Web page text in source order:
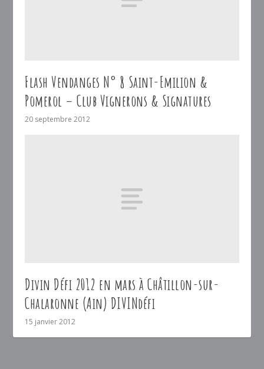
Flash Vendanges N° 8 Saint-Emilion &
Pomerol – Club Vignerons & Signatures
20 septembre 2012
Divin Défi 2012 en mars à Châtillon-sur-
Chalaronne (Ain) DIVINdéfi
15 janvier 2012